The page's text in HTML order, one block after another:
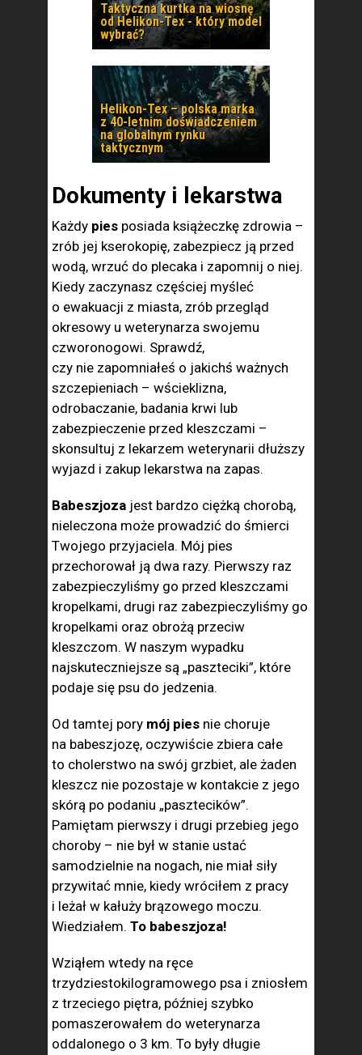
Taktyczna kurtka na wiosnę
od Helikon-Tex - który model
wybrać?
Helikon-Tex – polska marka
z 40-letnim doświadczeniem
na globalnym rynku
taktycznym
Dokumenty i lekarstwa
Każdy pies posiada książeczkę zdrowia –
zrób jej kserokopię, zabezpiecz ją przed
wodą, wrzuć do plecaka i zapomnij o niej.
Kiedy zaczynasz częściej myśleć
o ewakuacji z miasta, zrób przegląd
okresowy u weterynarza swojemu
czworonogowi. Sprawdź,
czy nie zapomniałeś o jakichś ważnych
szczepieniach – wścieklizna,
odrobaczanie, badania krwi lub
zabezpieczenie przed kleszczami –
skonsultuj z lekarzem weterynarii dłuższy
wyjazd i zakup lekarstwa na zapas.
Babeszjoza jest bardzo ciężką chorobą,
nieleczona może prowadzić do śmierci
Twojego przyjaciela. Mój pies
przechorował ją dwa razy. Pierwszy raz
zabezpieczyliśmy go przed kleszczami
kropelkami, drugi raz zabezpieczyliśmy go
kropelkami oraz obrożą przeciw
kleszczom. W naszym wypadku
najskuteczniejsze są „paszteciki”, które
podaje się psu do jedzenia.
Od tamtej pory mój pies nie choruje
na babeszjozę, oczywiście zbiera całe
to cholerstwo na swój grzbiet, ale żaden
kleszcz nie pozostaje w kontakcie z jego
skórą po podaniu „pasztecików”.
Pamiętam pierwszy i drugi przebieg jego
choroby – nie był w stanie ustać
samodzielnie na nogach, nie miał siły
przywitać mnie, kiedy wróciłem z pracy
i leżał w kałuży brązowego moczu.
Wiedziałem. To babeszjoza!
Wziąłem wtedy na ręce
trzydziestokilogramowego psa i zniosłem
z trzeciego piętra, później szybko
pomaszerowałem do weterynarza
oddalonego o 3 km. To były długie